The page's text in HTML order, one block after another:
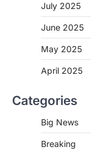
July 2025
June 2025
May 2025
April 2025
Categories
Big News
Breaking